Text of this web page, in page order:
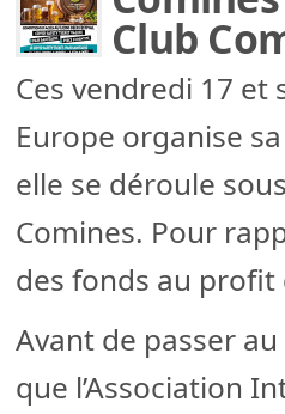
Club
Ces vendredi 17 et
Europe organise
elle se déroule
Comines. Pour
des fonds au
Avant de passer
que l’Association